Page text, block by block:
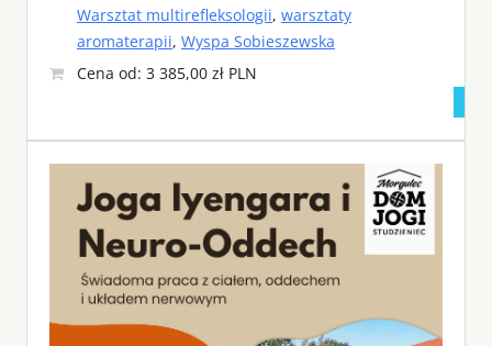
Warsztat multirefleksologii, warsztaty
aromaterapii, Wyspa Sobieszewska
Cena od: 3 385,00 zł PLN